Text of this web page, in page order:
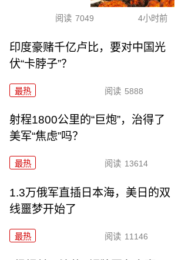
阅读 7049 4小时前
印度豪赌千亿卢比，要对中国光
伏“卡脖子”？
最热 阅读 5888
射程1800公里的“巨炮”，治得了
美军“焦虑”吗？
最热 阅读 13614
1.3万俄军直插日本海，美日的双
线噩梦开始了
最热 阅读 11146